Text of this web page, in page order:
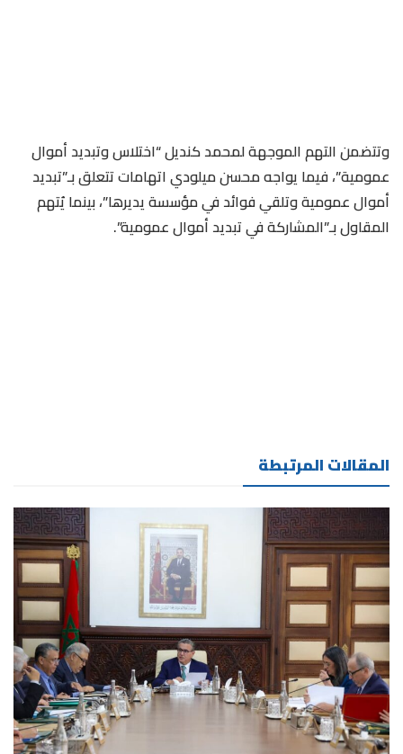
وتتضمن التهم الموجهة لمحمد كنديل “اختلاس وتبديد أموال
عمومية”، فيما يواجه محسن ميلودي اتهامات تتعلق بـ”تبديد
أموال عمومية وتلقي فوائد في مؤسسة يديرها”، بينما يُتهم
المقاول بـ”المشاركة في تبديد أموال عمومية”.
المقالات المرتبطة